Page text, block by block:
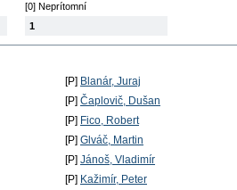
[0] Neprítomní
1
[P] Blanár, Juraj
[P] Čaplovič, Dušan
[P] Fico, Robert
[P] Glváč, Martin
[P] Jánoš, Vladimír
[P] Kažimír, Peter